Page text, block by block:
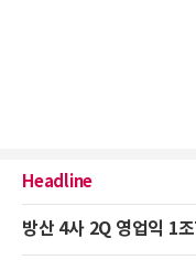
Headline
방산 4사 2Q 영업익 1